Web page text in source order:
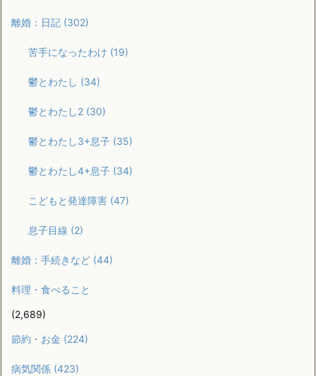
離婚：日記 (302)
苦手になったわけ (19)
鬱とわたし (34)
鬱とわたし2 (30)
鬱とわたし3+息子 (35)
鬱とわたし4+息子 (34)
こどもと発達障害 (47)
息子目線 (2)
離婚：手続きなど (44)
料理・食べること
(2,689)
節約・お金 (224)
病気関係 (423)